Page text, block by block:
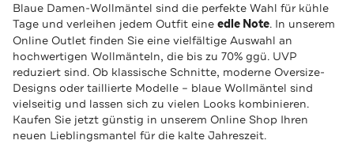
Blaue Damen-Wollmäntel sind die perfekte Wahl für kühle
Tage und verleihen jedem Outfit eine edle Note. In unserem
Online Outlet finden Sie eine vielfältige Auswahl an
hochwertigen Wollmänteln, die bis zu 70% ggü. UVP
reduziert sind. Ob klassische Schnitte, moderne Oversize-
Designs oder taillierte Modelle – blaue Wollmäntel sind
vielseitig und lassen sich zu vielen Looks kombinieren.
Kaufen Sie jetzt günstig in unserem Online Shop Ihren
neuen Lieblingsmantel für die kalte Jahreszeit.